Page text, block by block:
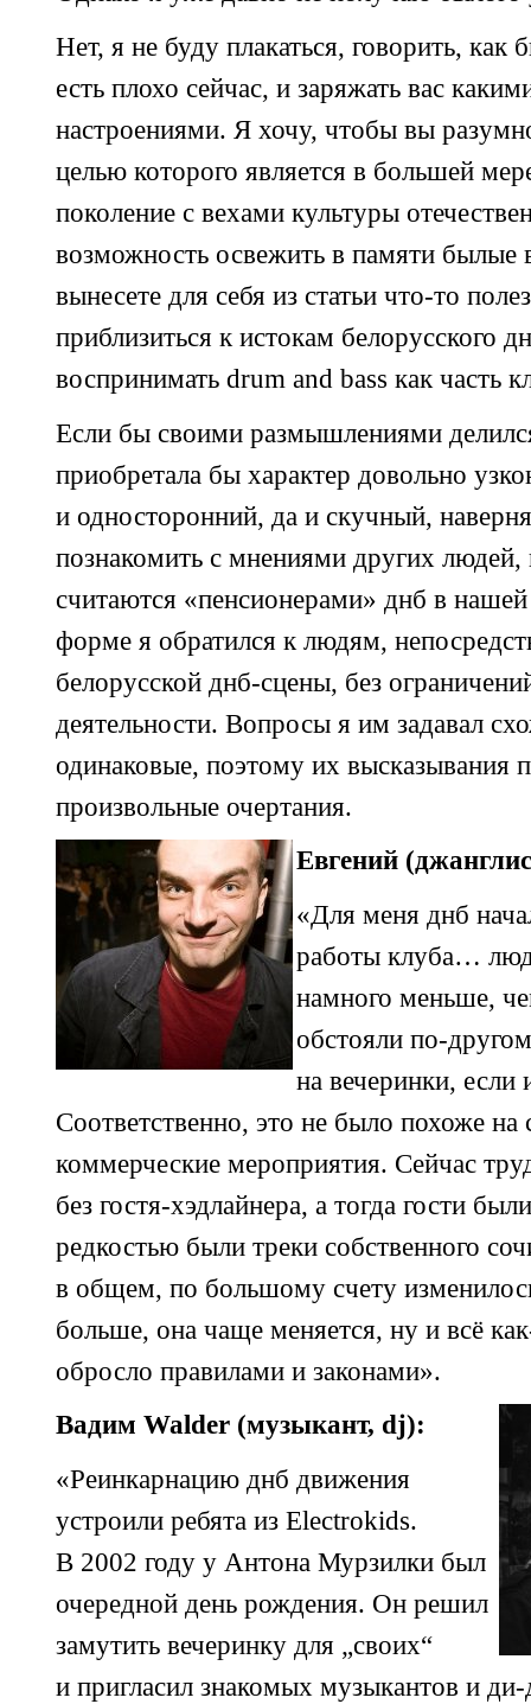
Нет, я не буду плакаться, говорить,
есть плохо сейчас, и заряжать вас
настроениями. Я хочу, чтобы вы
целью которого является в большей
поколение с вехами культуры
возможность освежить в памяти былые
вынесете для себя из статьи что-то
приблизиться к истокам белорусского
воспринимать drum and bass как часть
Если бы своими размышлениями
приобретала бы характер довольно
и односторонний, да и скучный,
познакомить с мнениями других
считаются «пенсионерами» днб в
форме я обратился к людям,
белорусской днб-сцены, без
деятельности. Вопросы я им задавал
одинаковые, поэтому их высказывания
произвольные очертания.
Евгений
«Для меня днб
работы клуба…
намного меньше,
обстояли по-
на вечеринки,
Соответственно, это не было похоже на
коммерческие мероприятия. Сейчас
без гостя-хэдлайнера, а тогда гости
редкостью были треки собственного
в общем, по большому счету
больше, она чаще меняется, ну и всё
обросло правилами и законами».
Вадим Walder (музыкант, dj):
«Реинкарнацию днб движения
устроили ребята из Electrokids.
В 2002 году у Антона Мурзилки был
очередной день рождения. Он решил
замутить вечеринку для „своих“
и пригласил знакомых музыкантов и